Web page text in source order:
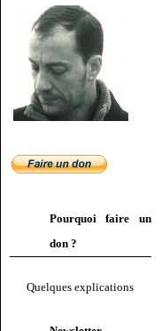
Pourquoi faire un
don ?
Quelques explications